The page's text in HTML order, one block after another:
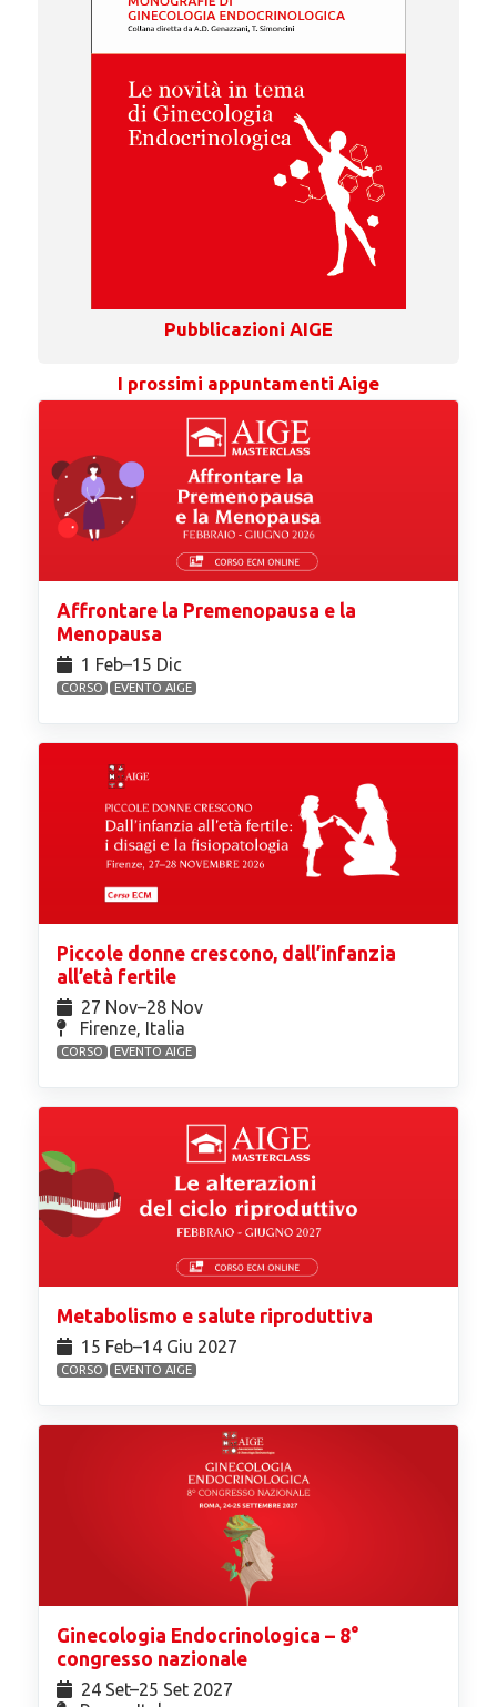
Pubblicazioni AIGE
I prossimi appuntamenti Aige
Affrontare la Premenopausa e la
Menopausa
1 Feb⁠–15 Dic
CORSO EVENTO AIGE
Piccole donne crescono, dall’infanzia
all’età fertile
27 Nov⁠–28 Nov
Firenze, Italia
CORSO EVENTO AIGE
Metabolismo e salute riproduttiva
15 Feb⁠–14 Giu 2027
CORSO EVENTO AIGE
Ginecologia Endocrinologica – 8°
congresso nazionale
24 Set⁠–25 Set 2027